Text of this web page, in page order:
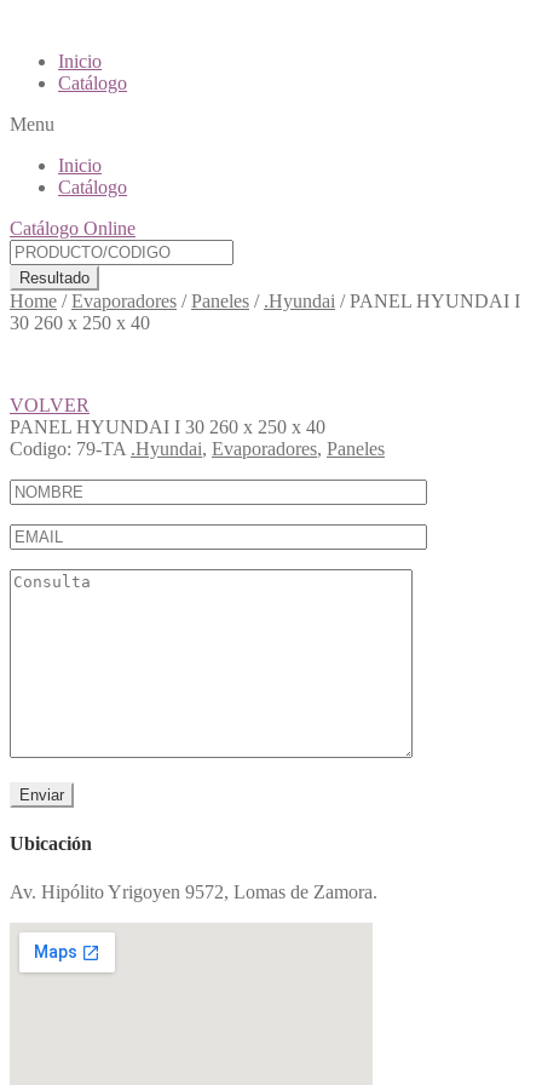
Inicio
Catálogo
Menu
Inicio
Catálogo
Catálogo Online
Resultado
Home /Evaporadores /Paneles / .Hyundai /PANEL HYUNDAI I
30 260 x 250 x 40
VOLVER
PANEL HYUNDAI I 30 260 x 250 x 40
Codigo: 79-TA .Hyundai, Evaporadores, Paneles
Ubicación
Av. Hipólito Yrigoyen 9572, Lomas de Zamora.